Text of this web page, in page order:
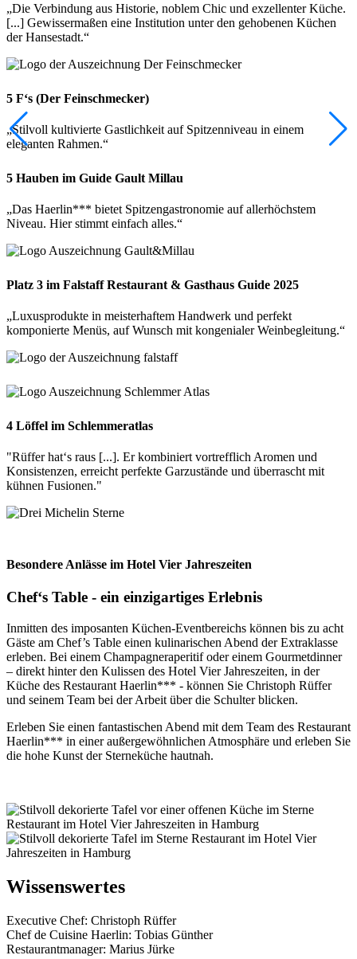
„Die Verbindung aus Historie, noblem Chic und exzellenter Küche.
[...] Gewissermaßen eine Institution unter den gehobenen Küchen
der Hansestadt.“
5 F‘s (Der Feinschmecker)
„Stilvoll kultivierte Gastlichkeit auf Spitzenniveau in einem
eleganten Rahmen.“
5 Hauben im Guide Gault Millau
„Das Haerlin*** bietet Spitzengastronomie auf allerhöchstem
Niveau. Hier stimmt einfach alles.“
Platz 3 im Falstaff Restaurant & Gasthaus Guide 2025
„Luxusprodukte in meisterhaftem Handwerk und perfekt
komponierte Menüs, auf Wunsch mit kongenialer Weinbegleitung.“
4 Löffel im Schlemmeratlas
"Rüffer hat‘s raus [...]. Er kombiniert vortrefflich Aromen und
Konsistenzen, erreicht perfekte Garzustände und überrascht mit
kühnen Fusionen."
Besondere Anlässe im Hotel Vier Jahreszeiten
Chef‘s Table - ein einzigartiges Erlebnis
Inmitten des imposanten Küchen-Eventbereichs können bis zu acht
Gäste am Chef’s Table einen kulinarischen Abend der Extraklasse
erleben. Bei einem Champagneraperitif oder einem Gourmetdinner
– direkt hinter den Kulissen des Hotel Vier Jahreszeiten, in der
Küche des Restaurant Haerlin*** - können Sie Christoph Rüffer
und seinem Team bei der Arbeit über die Schulter blicken.
Erleben Sie einen fantastischen Abend mit dem Team des Restaurant
Haerlin*** in einer außergewöhnlichen Atmosphäre und erleben Sie
die hohe Kunst der Sterneküche hautnah.
Wissenswertes
Executive Chef: Christoph Rüffer
Chef de Cuisine Haerlin: Tobias Günther
Restaurantmanager: Marius Jürke